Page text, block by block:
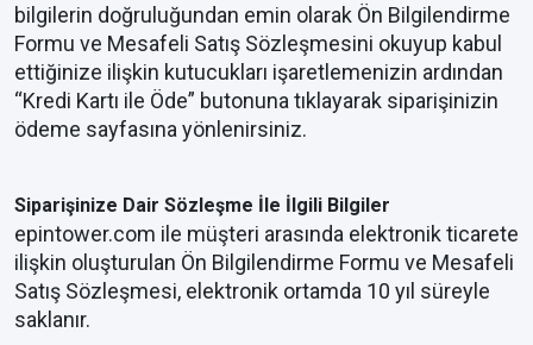
Hepsiburada
Mucit Panda
League of Leg... Mobile Legend... PUBG
PUBG Mobile N... Razer Gold Rise Online W...
TV+
MentalUP
bilgilerin doğruluğundan emin olarak Ön Bilgilendirme
Formu ve Mesafeli Satış Sözleşmesini okuyup kabul
ettiğinize ilişkin kutucukları işaretlemenizin ardından
“Kredi Kartı ile Öde” butonuna tıklayarak siparişinizin
ödeme sayfasına yönlenirsiniz.
Siparişinize Dair Sözleşme İle İlgili Bilgiler
epintower.com ile müşteri arasında elektronik ticarete
ilişkin oluşturulan Ön Bilgilendirme Formu ve Mesafeli
Satış Sözleşmesi, elektronik ortamda 10 yıl süreyle
saklanır.